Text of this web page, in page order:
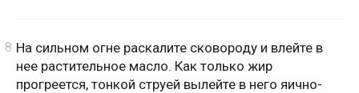
На сильном огне раскалите сковороду и влейте в
нее растительное масло. Как только жир
прогреется, тонкой струей вылейте в него яично-